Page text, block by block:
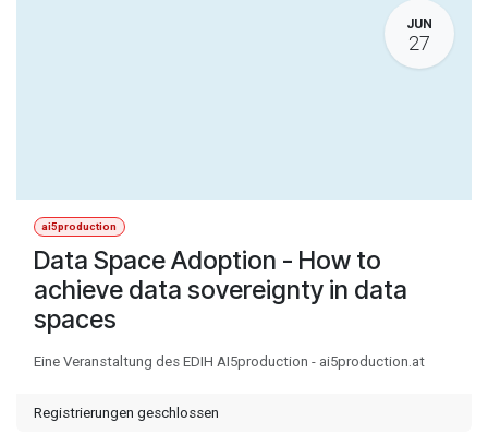
JUN
27
ai5production
Data Space Adoption - How to
achieve data sovereignty in data
spaces
Eine Veranstaltung des EDIH AI5production - ai5production.at
Registrierungen geschlossen